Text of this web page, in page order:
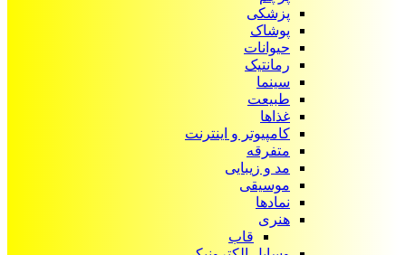
پزشکی
پوشاک
حیوانات
رمانتیک
سینما
طبیعت
غذاها
کامپیوتر و اینترنت
متفرقه
مد و زیبایی
موسیقی
نمادها
هنری
قاب